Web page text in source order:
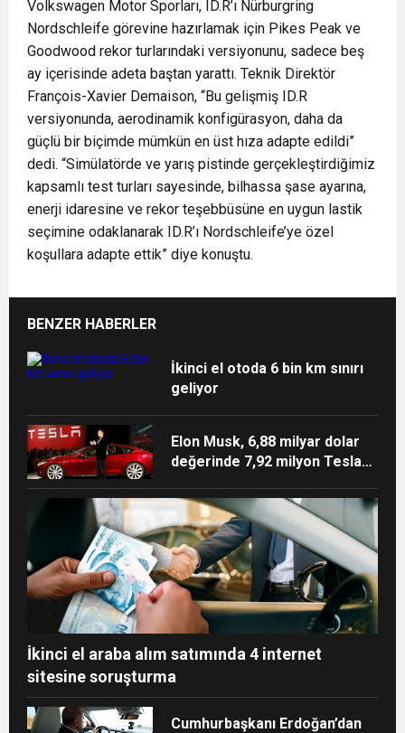
Volkswagen Motor Sporları, ID.R’ı Nürburgring
Nordschleife görevine hazırlamak için Pikes Peak ve
Goodwood rekor turlarındaki versiyonunu, sadece beş
ay içerisinde adeta baştan yarattı. Teknik Direktör
François-Xavier Demaison, “Bu gelişmiş ID.R
versiyonunda, aerodinamik konfigürasyon, daha da
güçlü bir biçimde mümkün en üst hıza adapte edildi”
dedi. “Simülatörde ve yarış pistinde gerçekleştirdiğimiz
kapsamlı test turları sayesinde, bilhassa şase ayarına,
enerji idaresine ve rekor teşebbüsüne en uygun lastik
seçimine odaklanarak ID.R’ı Nordschleife’ye özel
koşullara adapte ettik” diye konuştu.
BENZER HABERLER
İkinci el otoda 6 bin km sınırı
geliyor
Elon Musk, 6,88 milyar dolar
değerinde 7,92 milyon Tesla
İkinci el araba alım satımında 4 internet
sitesine soruşturma
Cumhurbaşkanı Erdoğan’dan